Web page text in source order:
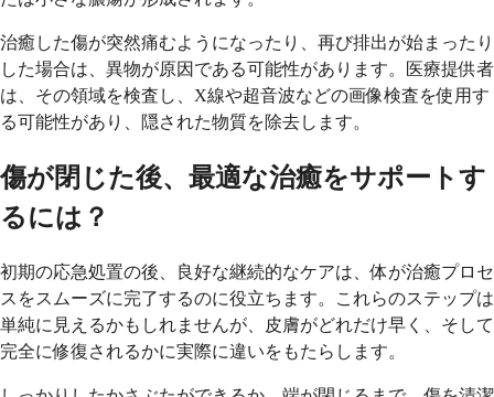
治癒した傷が突然痛むようになったり、再び排出が始まったり
した場合は、異物が原因である可能性があります。医療提供者
は、その領域を検査し、X線や超音波などの画像検査を使用す
る可能性があり、隠された物質を除去します。
傷が閉じた後、最適な治癒をサポートす
るには？
初期の応急処置の後、良好な継続的なケアは、体が治癒プロセ
スをスムーズに完了するのに役立ちます。これらのステップは
単純に見えるかもしれませんが、皮膚がどれだけ早く、そして
完全に修復されるかに実際に違いをもたらします。